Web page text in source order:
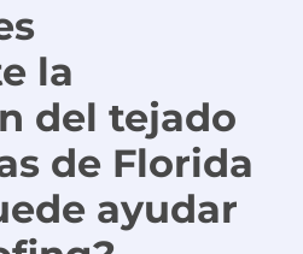
la
del tejado
de Florida
ayudar